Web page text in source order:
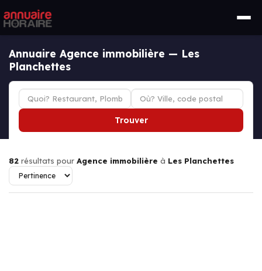
Annuaire Agence immobilière — Les
Planchettes
Trouver
82 résultats pour Agence immobilière à Les Planchettes